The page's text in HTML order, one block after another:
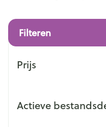
Filteren
Prijs
Actieve